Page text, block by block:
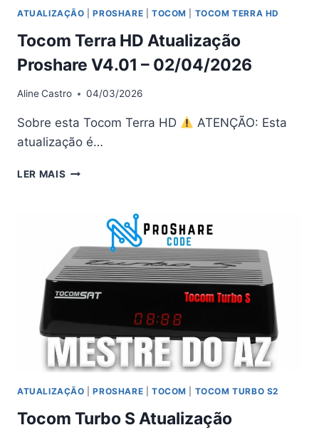
ATUALIZAÇÃO |PROSHARE TOCOM TOCOM TERRA HD
Tocom Terra HD Atualização
Proshare V4.01 – 02/04/2026
AlineCastro 04/03/2026
Sobre esta Tocom Terra HD
ATENÇÃO: Esta
atualização é…
LER MAIS TOCOM
ATUALIZAÇÃO
PROSHARE
V4.01
02/04/2026
ATUALIZAÇÃO |PROSHARE TOCOM TOCOM TURBO S2
Tocom Turbo S Atualização